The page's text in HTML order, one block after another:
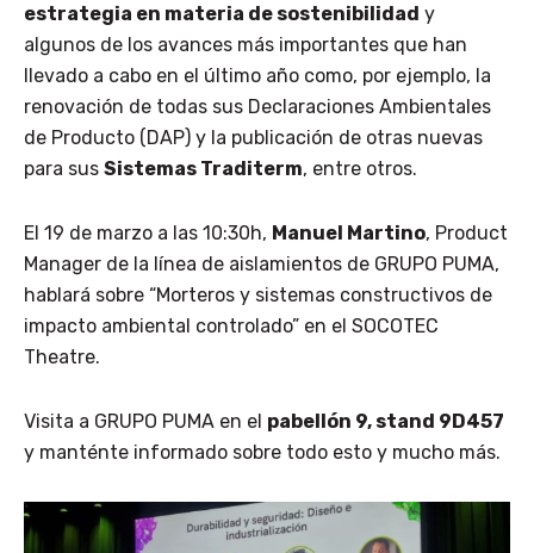
estrategia en materia de sostenibilidad y
algunos de los avances más importantes que han
llevado a cabo en el último año como, por ejemplo, la
renovación de todas sus Declaraciones Ambientales
de Producto (DAP) y la publicación de otras nuevas
para sus Sistemas Traditerm, entre otros.
El 19 de marzo a las 10:30h, Manuel Martino, Product
Manager de la línea de aislamientos de GRUPO PUMA,
hablará sobre “Morteros y sistemas constructivos de
impacto ambiental controlado” en el SOCOTEC
Theatre.
Visita a GRUPO PUMA en el pabellón 9, stand 9D457
y manténte informado sobre todo esto y mucho más.